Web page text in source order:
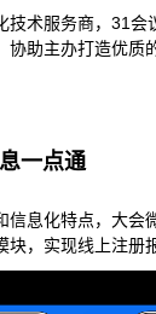
技术服务商，31
协助主办打造优质
一点通
信息化特点，大会
，实现线上注册